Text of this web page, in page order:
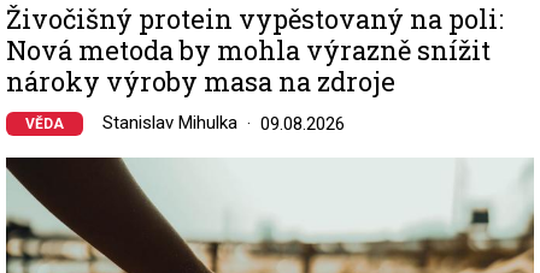
Živočišný protein vypěstovaný na poli:
Nová metoda by mohla výrazně snížit
nároky výroby masa na zdroje
VĚDA Stanislav Mihulka 09.08.2026
Image